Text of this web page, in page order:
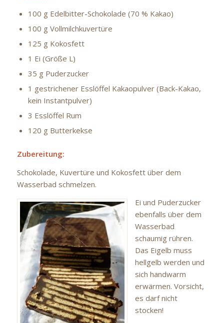
100 g Edelbitter-Schokolade (70 % Kakao)
100 g Vollmilchkuvertüre
125 g Kokosfett
1 Ei (Größe L)
35 g Puderzucker
1 gestrichener Esslöffel Kakaopulver (Back-Kakao,
kein Instantpulver)
3 Esslöffel Rum
120 g Butterkekse
Zubereitung:
Schokolade, Kuvertüre und Kokosfett über dem
Wasserbad schmelzen.
Ei und Puderzucker
ebenfalls über dem
Wasserbad
schaumig rühren.
Das Eigelb muss
hellgelb werden und
sich handwarm
erwärmen. Vorsicht,
es darf nicht
stocken!